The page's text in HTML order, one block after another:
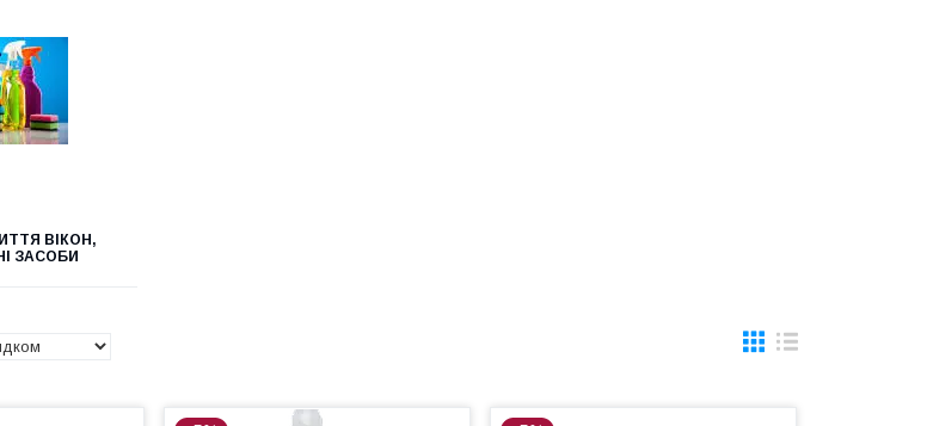
ВІКОН,
ЗАСОБИ